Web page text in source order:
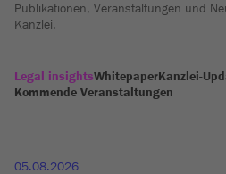
Publikationen, Veranstaltungen und
Kanzlei.
Legal insightsWhitepaperKanzlei-
Kommende Veranstaltungen
05.08.2026